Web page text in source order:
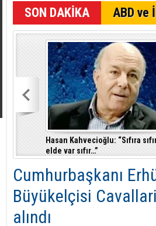
SON DAKİKA ABD ve
Hasan Kahvecioğlu: “Sıfıra
elde var sıfır…”
Cumhurbaşkanı
Büyükelçisi
alındı